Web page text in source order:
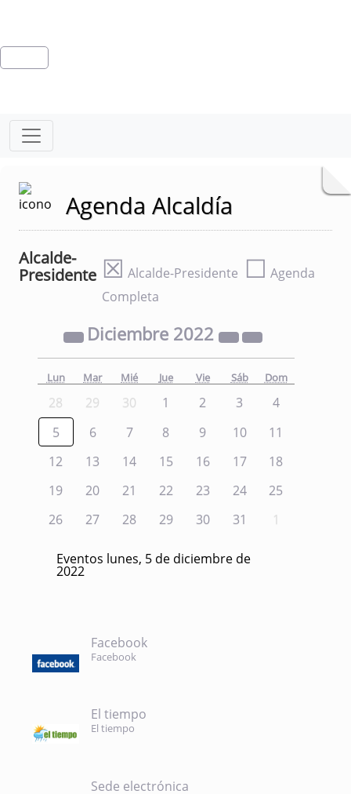
Agenda Alcaldía
Alcalde-
Presidente ☒ Alcalde-Presidente ☐ Agenda
Completa
Diciembre 2022
Lun Mar Mié Jue Vie Sáb Dom
28 29 30 1 2 3
4
5
6 7 8 9 10
11
12
13 14 15 16 17
18
19
20 21 22 23 24
25
26
27 28 29 30 31 1
Eventos lunes, 5 de diciembre de
2022
Facebook
Facebook
El tiempo
El tiempo
Sede electrónica